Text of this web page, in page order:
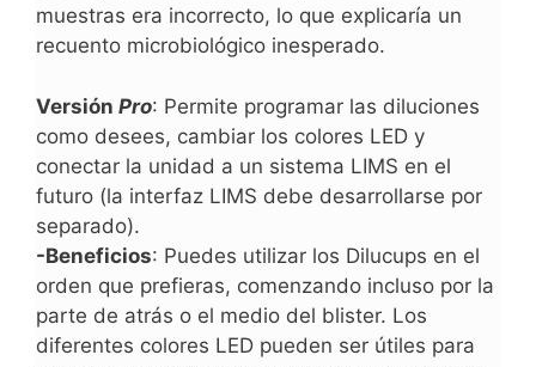
muestras era incorrecto, lo que explicaría un
recuento microbiológico inesperado.
Versión Pro: Permite programar las diluciones
como desees, cambiar los colores LED y
conectar la unidad a un sistema LIMS en el
futuro (la interfaz LIMS debe desarrollarse por
separado).
-Beneficios: Puedes utilizar los Dilucups en el
orden que prefieras, comenzando incluso por la
parte de atrás o el medio del blister. Los
diferentes colores LED pueden ser útiles para